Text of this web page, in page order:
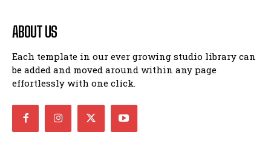
ABOUT US
Each template in our ever growing studio library can
be added and moved around within any page
effortlessly with one click.